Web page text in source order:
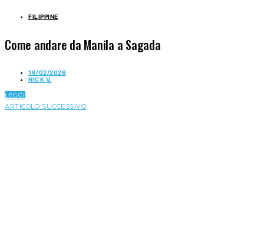
FILIPPINE
Come andare da Manila a Sagada
16/02/2026
NICK V.
LEGGI
ARTICOLO SUCCESSIVO